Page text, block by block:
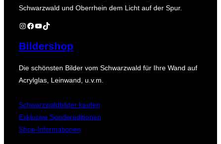
Schwarzwald und Oberrhein dem Licht auf der Spur.
Instagram
Facebook
YouTube
TikTok
Bildershop
Die schönsten Bilder vom Schwarzwald für Ihre Wand auf
Acrylglas, Leinwand, u.v.m.
Schwarzwaldbilder kaufen
Exklusive Sondereditionen
Shop-Informationen